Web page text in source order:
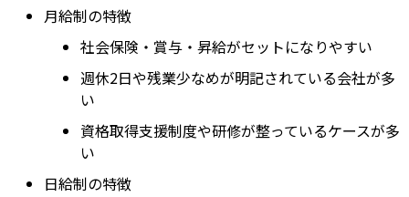
月給制の特徴
社会保険・賞与・昇給がセットになりやすい
週休2日や残業少なめが明記されている会社が多
い
資格取得支援制度や研修が整っているケースが多
い
日給制の特徴